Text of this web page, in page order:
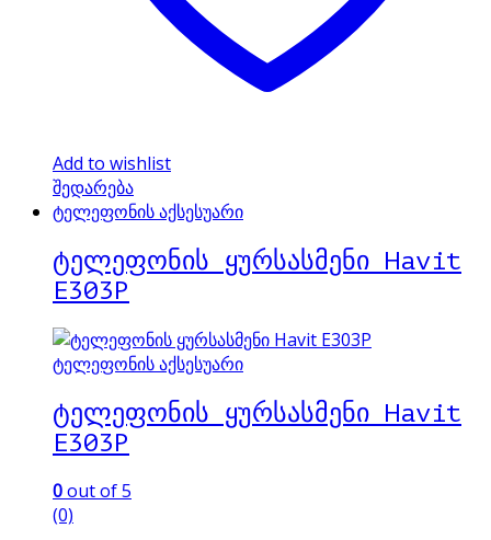
Add to wishlist
შედარება
ტელეფონის აქსესუარი
ტელეფონის ყურსასმენი Havit
E303P
ტელეფონის აქსესუარი
ტელეფონის ყურსასმენი Havit
E303P
0out of 5
(0)